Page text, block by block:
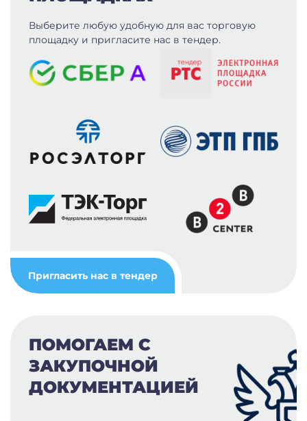
Выберите любую удобную для вас торговую
площадку и пригласите нас в тендер.
Пригласить нас в тендер
ПОМОГАЕМ С
ЗАКУПОЧНОЙ
ДОКУМЕНТАЦИЕЙ